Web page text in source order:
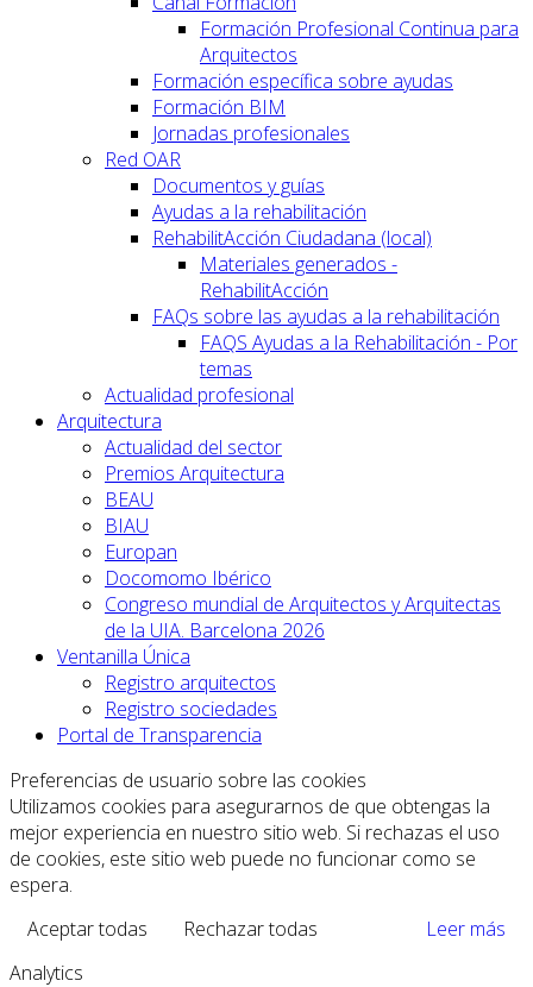
Formación Profesional Continua para
Arquitectos
Formación específica sobre ayudas
Formación BIM
Jornadas profesionales
Red OAR
Documentos y guías
Ayudas a la rehabilitación
RehabilitAcción Ciudadana (local)
Materiales generados -
RehabilitAcción
FAQs sobre las ayudas a la rehabilitación
FAQS Ayudas a la Rehabilitación - Por
temas
Actualidad profesional
Arquitectura
Actualidad del sector
Premios Arquitectura
BEAU
BIAU
Europan
Docomomo Ibérico
Congreso mundial de Arquitectos y Arquitectas
de la UIA. Barcelona 2026
Ventanilla Única
Registro arquitectos
Registro sociedades
Portal de Transparencia
Preferencias de usuario sobre las cookies
Utilizamos cookies para asegurarnos de que obtengas la
mejor experiencia en nuestro sitio web. Si rechazas el uso
de cookies, este sitio web puede no funcionar como se
espera.
Aceptar todas
Rechazar todas
Leer más
Analytics